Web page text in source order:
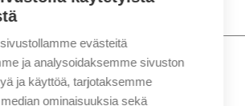
Etunimi
Sukunimi
evästeitä
ja analysoidaksemme sivuston
ja käyttöä, tarjotaksemme
ominaisuuksia sekä